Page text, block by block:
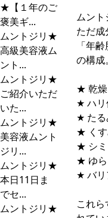
★【１年のご
褒美ギ...
ムントジリ★
高級美容液ム
ント...
ムントジリ★
ご紹介いただ
いた...
ムントジリ★
美容液ムント
ジリ...
ムントジリ★
本日11日ま
でセ...
ムントジリ★
ムント
ただ成
「年
の構成。
★ 乾燥
★ ハリ
★ たる
★ く
★ シミ
★ ゆ
★ バリ
これ